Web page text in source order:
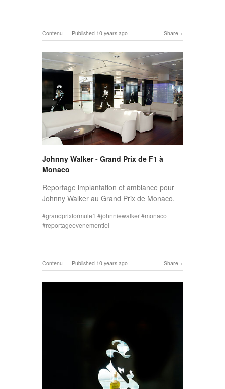
Share
Contenu Published 10 years ago
Johnny Walker - Grand Prix de F1 à
Monaco
Reportage implantation et ambiance pour
Johnny Walker au Grand Prix de Monaco.
grandprixformule1 johnniewalker
monaco
reportageevenementiel
Share
Contenu Published 10 years ago